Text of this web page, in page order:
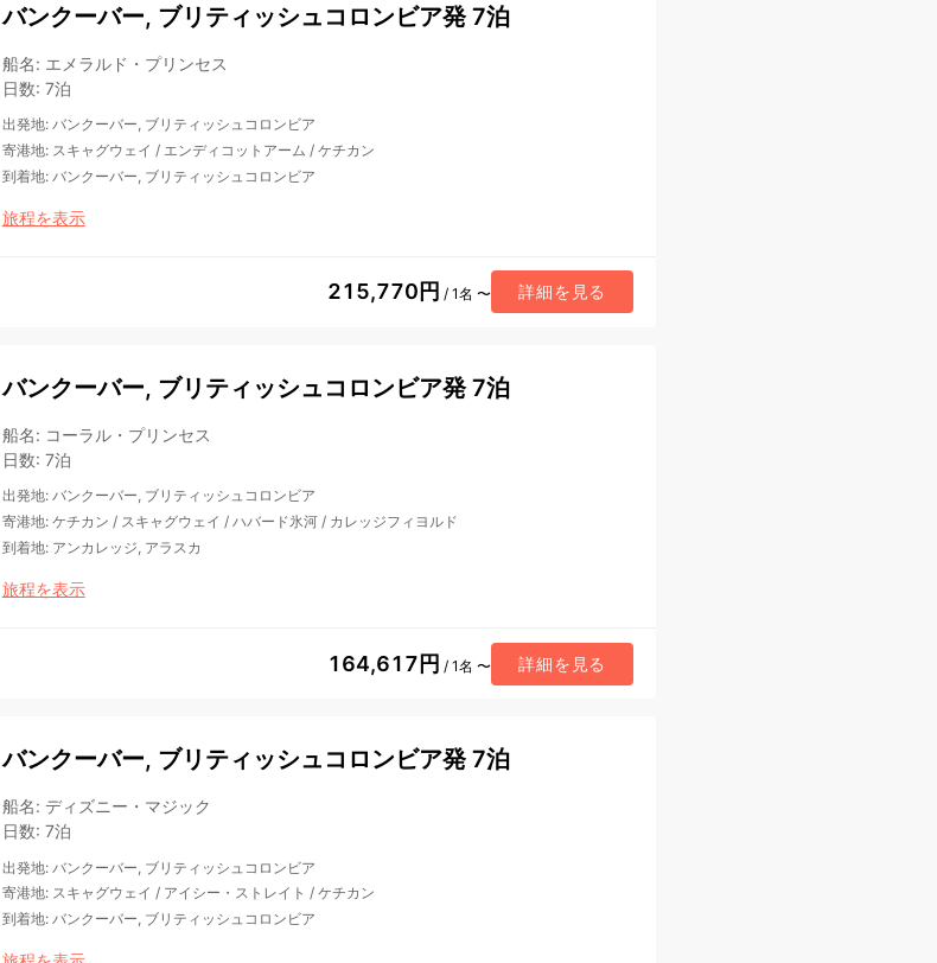
バンクーバー, ブリティッシュコロンビア発 7泊
船名: エメラルド・プリンセス
日数: 7泊
出発地: バンクーバー, ブリティッシュコロンビア
寄港地: スキャグウェイ / エンディコットアーム / ケチカン
到着地: バンクーバー, ブリティッシュコロンビア
旅程を表示
215,770円 / 1名 〜 詳細を見る
バンクーバー, ブリティッシュコロンビア発 7泊
船名: コーラル・プリンセス
日数: 7泊
出発地: バンクーバー, ブリティッシュコロンビア
寄港地: ケチカン / スキャグウェイ / ハバード氷河/ カレッジフィヨルド
到着地: アンカレッジ, アラスカ
旅程を表示
164,617円 / 1名 〜 詳細を見る
バンクーバー, ブリティッシュコロンビア発 7泊
船名: ディズニー・マジック
日数: 7泊
出発地: バンクーバー, ブリティッシュコロンビア
寄港地: スキャグウェイ / アイシー・ストレイト / ケチカン
到着地: バンクーバー, ブリティッシュコロンビア